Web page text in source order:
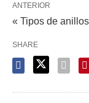
ANTERIOR
« Tipos de
SHARE